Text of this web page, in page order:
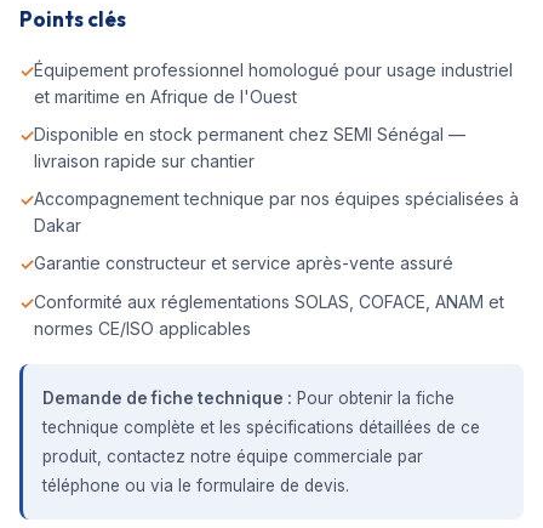
Points clés
Équipement professionnel homologué pour usage industriel
et maritime en Afrique de l'Ouest
Disponible en stock permanent chez SEMI Sénégal —
livraison rapide sur chantier
Accompagnement technique par nos équipes spécialisées à
Dakar
Garantie constructeur et service après-vente assuré
Conformité aux réglementations SOLAS, COFACE, ANAM et
normes CE/ISO applicables
Demande de fiche technique : Pour obtenir la fiche
technique complète et les spécifications détaillées de ce
produit, contactez notre équipe commerciale par
téléphone ou via le formulaire de devis.